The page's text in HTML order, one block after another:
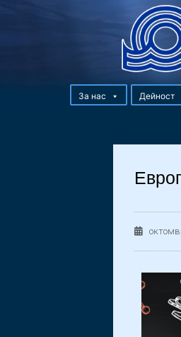
За нас Дейност